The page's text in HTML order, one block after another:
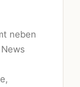
neben